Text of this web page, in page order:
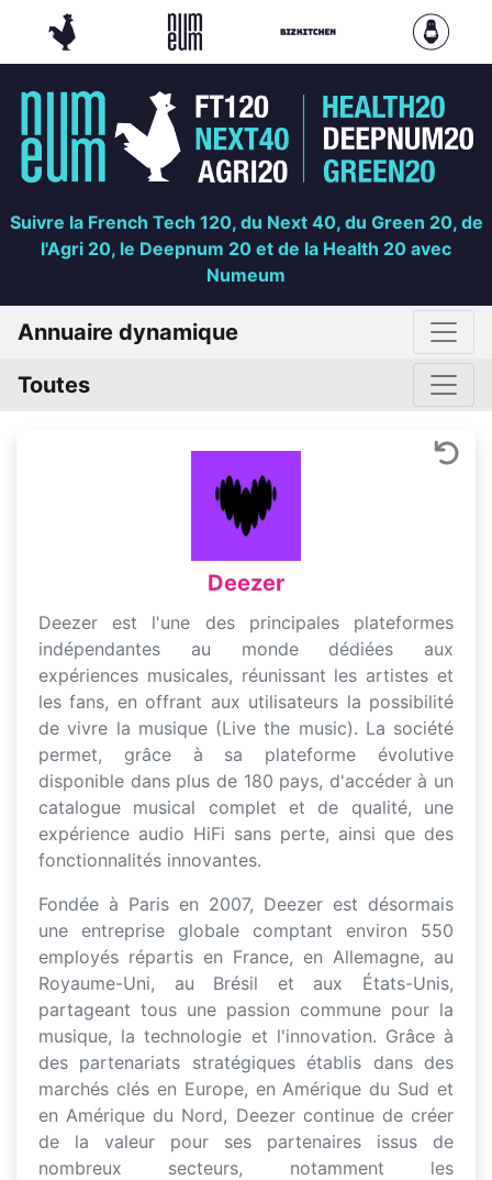
Suivre la French Tech 120, du Next 40, du Green 20, de
l'Agri 20, le Deepnum 20 et de la Health 20 avec
Numeum
Annuaire dynamique
Toutes
Deezer
Deezer est l'une des principales plateformes
indépendantes au monde dédiées aux
expériences musicales, réunissant les artistes et
les fans, en offrant aux utilisateurs la possibilité
de vivre la musique (Live the music). La société
permet, grâce à sa plateforme évolutive
disponible dans plus de 180 pays, d'accéder à un
catalogue musical complet et de qualité, une
expérience audio HiFi sans perte, ainsi que des
fonctionnalités innovantes.
Fondée à Paris en 2007, Deezer est désormais
une entreprise globale comptant environ 550
employés répartis en France, en Allemagne, au
Royaume-Uni, au Brésil et aux États-Unis,
partageant tous une passion commune pour la
musique, la technologie et l'innovation. Grâce à
des partenariats stratégiques établis dans des
marchés clés en Europe, en Amérique du Sud et
en Amérique du Nord, Deezer continue de créer
de la valeur pour ses partenaires issus de
nombreux secteurs, notamment les